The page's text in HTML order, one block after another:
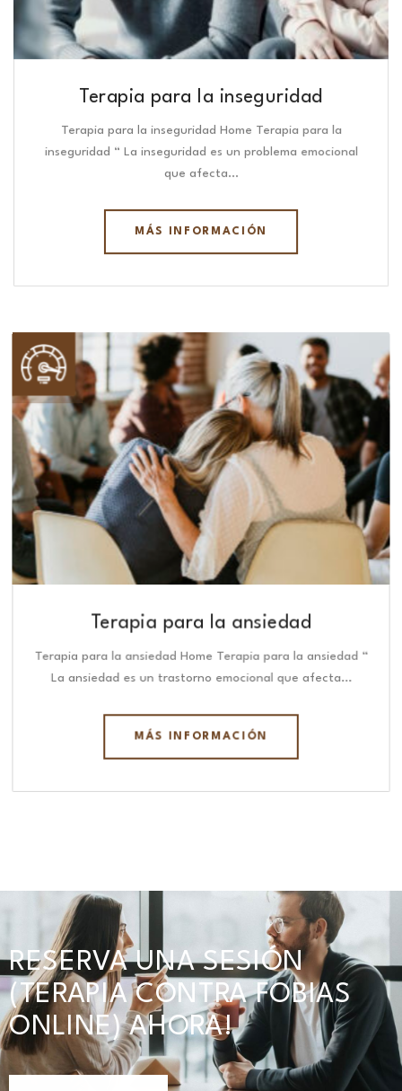
Terapia para la inseguridad
Terapia para la inseguridad Home Terapia para la
inseguridad “ La inseguridad es un problema emocional
que afecta…
MÁS INFORMACIÓN
Terapia para la ansiedad
Terapia para la ansiedad Home Terapia para la ansiedad “
La ansiedad es un trastorno emocional que afecta…
MÁS INFORMACIÓN
RESERVA UNA SESIÓN
(TERAPIA CONTRA FOBIAS
ONLINE) AHORA!